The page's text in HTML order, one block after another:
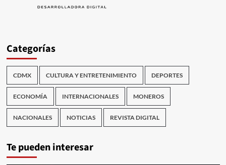
Categorías
CDMX CULTURA Y ENTRETENIMIENTO DEPORTES
ECONOMÍA INTERNACIONALES MONEROS
NACIONALES NOTICIAS REVISTA DIGITAL
Te pueden interesar